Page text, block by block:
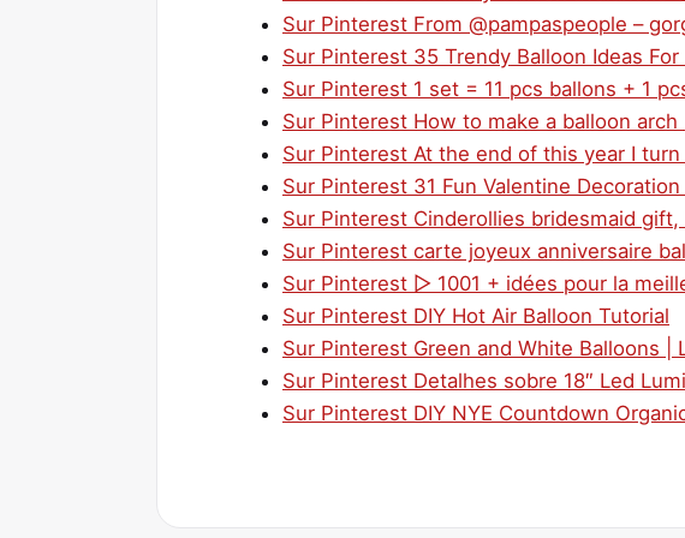
Sur Pinterest From @pampaspeople –
Sur Pinterest 35 Trendy Balloon Ideas
Sur Pinterest 1 set = 11 pcs ballons + 1
Sur Pinterest How to make a balloon
Sur Pinterest At the end of this year I
Sur Pinterest 31 Fun Valentine
Sur Pinterest Cinderollies bridesmaid
Sur Pinterest carte joyeux anniversaire
Sur Pinterest ▷ 1001 + idées pour la
Sur Pinterest DIY Hot Air Balloon Tutorial
Sur Pinterest Green and White Balloons |
Sur Pinterest Detalhes sobre 18″ Led
Sur Pinterest DIY NYE Countdown